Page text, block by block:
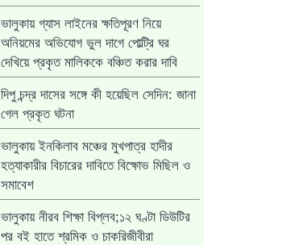
ভালুকায় গ্যাস লাইনের ক্ষতিপূরণ নিয়ে
অনিয়মের অভিযোগ ভুল দাগে পোল্ট্রি ঘর
দেখিয়ে প্রকৃত মালিককে বঞ্চিত করার দাবি
দিপু চন্দ্র দাসের সঙ্গে কী হয়েছিল সেদিন: জানা
গেল প্রকৃত ঘটনা
ভালুকায় ইনকিলাব মঞ্চের মুখপাত্র হাদীর
হত্যাকারীর বিচারের দাবিতে বিক্ষোভ মিছিল ও
সমাবেশ
ভালুকায় নীরব শিক্ষা বিপ্লব;১২ ঘণ্টা ডিউটির
পর বই হাতে শ্রমিক ও চাকরিজীবীরা